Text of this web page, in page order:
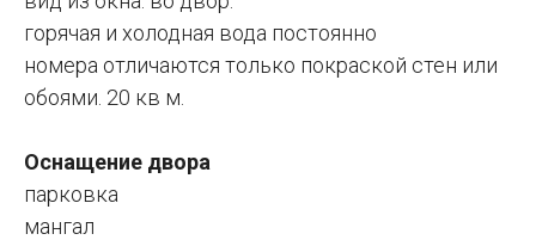
горячая и холодная вода постоянно
номера отличаются только покраской стен или
обоями. 20 кв м.
Оснащение двора
парковка
мангал